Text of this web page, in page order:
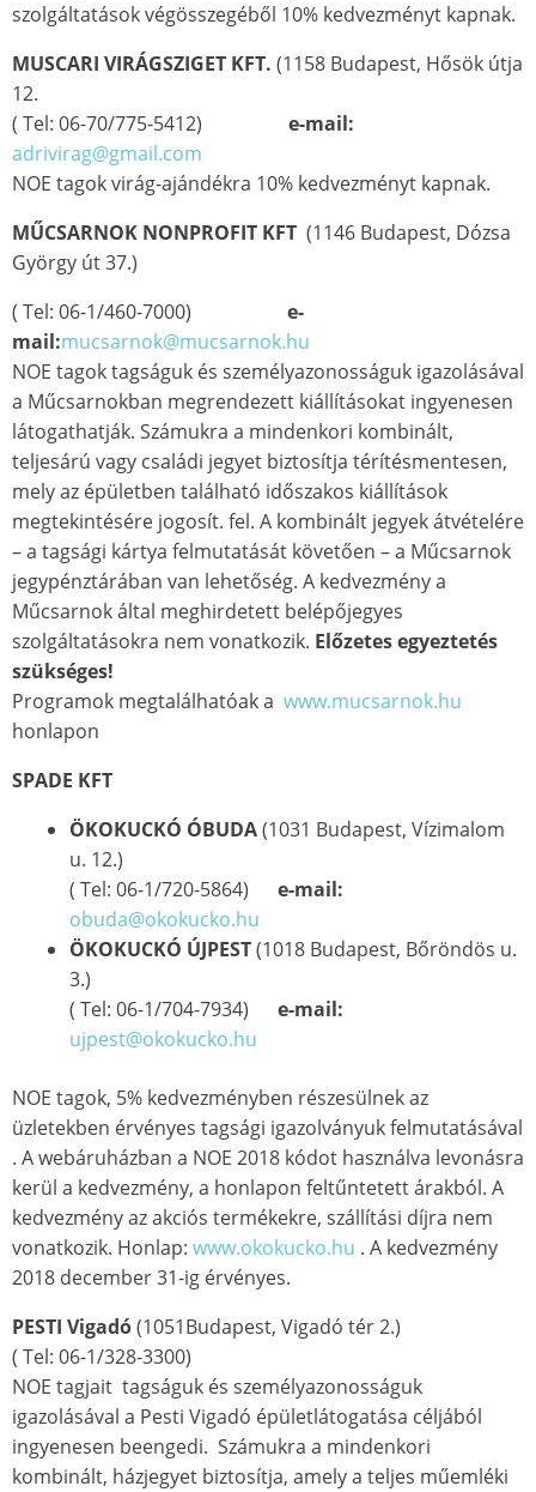
szolgáltatások végösszegéből 10% kedvezményt kapnak.
MUSCARI VIRÁGSZIGET KFT. (1158 Budapest, Hősök útja
12.
( Tel: 06-70/775-5412) e-mail:
adrivirag@gmail.com
NOE tagok virág-ajándékra 10% kedvezményt kapnak.
MŰCSARNOK NONPROFIT KFT (1146 Budapest, Dózsa
György út 37.)
( Tel: 06-1/460-7000) e-
mail:mucsarnok@mucsarnok.hu
NOE tagok tagságuk és személyazonosságuk igazolásával
a Műcsarnokban megrendezett kiállításokat ingyenesen
látogathatják. Számukra a mindenkori kombinált,
teljesárú vagy családi jegyet biztosítja térítésmentesen,
mely az épületben található időszakos kiállítások
megtekintésére jogosít. fel. A kombinált jegyek átvételére
– a tagsági kártya felmutatását követően – a Műcsarnok
jegypénztárában van lehetőség. A kedvezmény a
Műcsarnok által meghirdetett belépőjegyes
szolgáltatásokra nem vonatkozik. Előzetes egyeztetés
szükséges!
Programok megtalálhatóak a www.mucsarnok.hu
honlapon
SPADE KFT
ÖKOKUCKÓ ÓBUDA(1031 Budapest, Vízimalom
u. 12.)
( Tel: 06-1/720-5864) e-mail:
obuda@okokucko.hu
ÖKOKUCKÓ ÚJPEST(1018 Budapest, Bőröndös u.
3.)
( Tel: 06-1/704-7934) e-mail:
ujpest@okokucko.hu
NOE tagok, 5% kedvezményben részesülnek az
üzletekben érvényes tagsági igazolványuk felmutatásával
. A webáruházban a NOE 2018 kódot használva levonásra
kerül a kedvezmény, a honlapon feltűntetett árakból. A
kedvezmény az akciós termékekre, szállítási díjra nem
vonatkozik. Honlap: www.okokucko.hu . A kedvezmény
2018 december 31-ig érvényes.
PESTI Vigadó(1051Budapest, Vigadó tér 2.)
( Tel: 06-1/328-3300)
NOE tagjait tagságuk és személyazonosságuk
igazolásával a Pesti Vigadó épületlátogatása céljából
ingyenesen beengedi. Számukra a mindenkori
kombinált, házjegyet biztosítja, amely a teljes műemléki